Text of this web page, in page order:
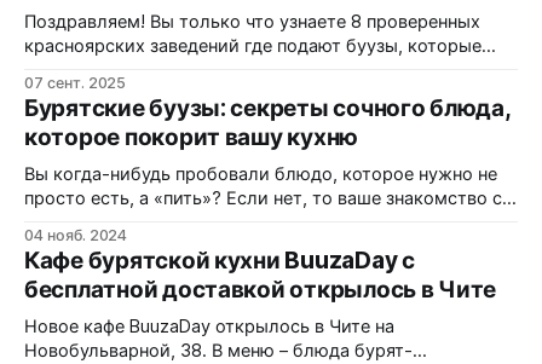
пельменей-
Поздравляем! Вы только что узнаете 8 проверенных
красноярских заведений где подают буузы, которые
Красноярске могут удивить даже бывалых Скажем
честно: для иркутянина, который в буузах собаку съел,
поиск достойного заведения в другом городе —
настоящая лотерея. Но Красноярск приятно удивляет!
Согласно недавнему опросу
07 сент. 2025
Бурятские буузы: секреты сочного блюда,
которое покорит вашу кухню
Вы когда-нибудь пробовали блюдо, которое нужно не
просто есть, а «пить»? Если нет, то ваше знакомство с
Буузы (или позы) — это не просто большие пельмени.
Это архитектурный шедевр в миниатюре,
напоминающий юрту, внутри которой кипит жизнь в
виде ароматного мясного бульона. Многие считают, что
04 нояб. 2024
Кафе бурятской кухни BuuzaDay с
бесплатной доставкой открылось в Чите
Новое кафе BuuzaDay открылось в Чите на
Новобульварной, 38. В меню – блюда бурят-